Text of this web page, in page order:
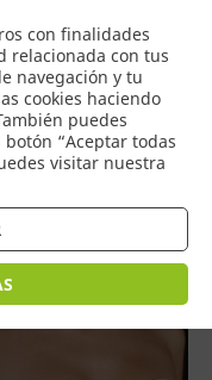
con finalidades
relacionada con tus
navegación y tu
cookies haciendo
puedes
“Aceptar todas
visitar nuestra
0
por precio